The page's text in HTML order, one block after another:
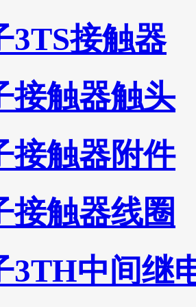
3TS接触器
接触器触头
接触器附件
接触器线圈
3TH中间继